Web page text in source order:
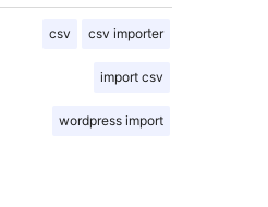
csv csv importer
import csv
wordpress import